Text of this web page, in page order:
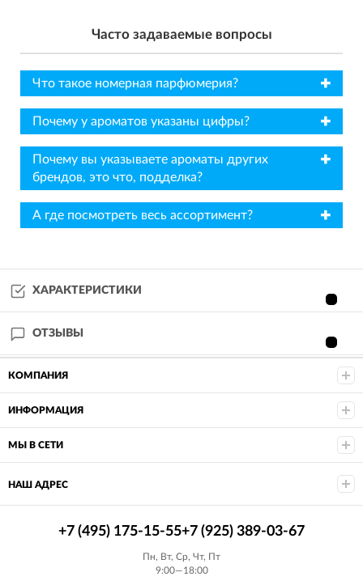
Часто задаваемые вопросы
✖
Что такое номерная парфюмерия?
✖
Почему у ароматов указаны цифры?
✖
Почему вы указываете ароматы других
брендов, это что, подделка?
✖
А где посмотреть весь ассортимент?
ХАРАКТЕРИСТИКИ
ОТЗЫВЫ
КОМПАНИЯ
ИНФОРМАЦИЯ
МЫ В СЕТИ
НАШ АДРЕС
+7 (495) 175-15-55+7 (925) 389-03-67
Пн, Вт, Ср, Чт, Пт
9:00—18:00